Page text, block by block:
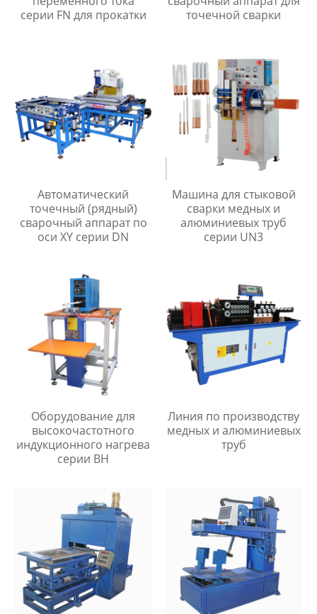
серии FN для прокатки
точечной сварки
Автоматический
точечный (рядный)
сварочный аппарат по
оси XY серии DN
Машина для стыковой
сварки медных и
алюминиевых труб
серии UN3
Оборудование для
высокочастотного
индукционного нагрева
серии BH
Линия по производству
медных и алюминиевых
труб